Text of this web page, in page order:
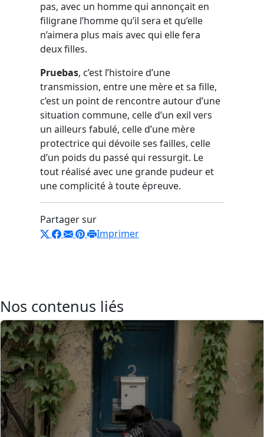
pas, avec un homme qui annonçait en
filigrane l’homme qu’il sera et qu’elle
n’aimera plus mais avec qui elle fera
deux filles.
Pruebas, c’est l’histoire d’une
transmission, entre une mère et sa fille,
c’est un point de rencontre autour d’une
situation commune, celle d’un exil vers
un ailleurs fabulé, celle d’une mère
protectrice qui dévoile ses failles, celle
d’un poids du passé qui ressurgit. Le
tout réalisé avec une grande pudeur et
une complicité à toute épreuve.
Partager sur
Imprimer
Nos contenus liés